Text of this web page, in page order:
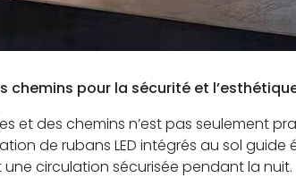
chemins pour la sécurité et
et des chemins n’est pas seulement
de rubans LED intégrés au sol
circulation sécurisée pendant la